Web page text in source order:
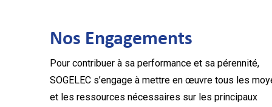
Nos Engagements
Pour contribuer à sa performance et sa pérennité,
SOGELEC s’engage à mettre en œuvre tous les
et les ressources nécessaires sur les principaux